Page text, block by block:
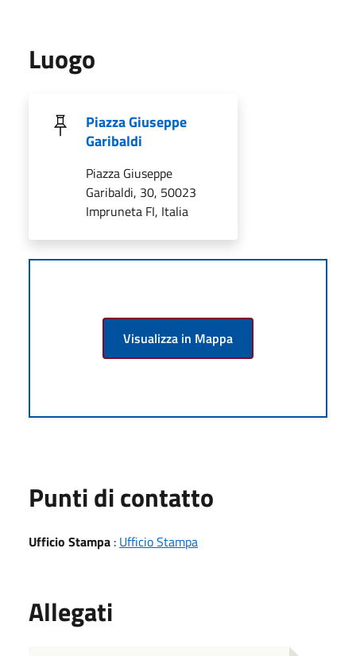
Luogo
Piazza Giuseppe
Garibaldi
Piazza Giuseppe
Garibaldi, 30, 50023
Impruneta FI, Italia
Visualizza in Mappa
Punti di contatto
Ufficio Stampa : Ufficio Stampa
Allegati